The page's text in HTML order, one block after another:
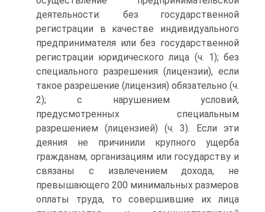
деятельности: без государственной
регистрации в качестве индивидуального
предпринимателя или без государственной
регистрации юридического лица (ч. 1); без
специального разрешения (лицензии), если
такое разрешение (лицензия) обязательно (ч.
2); с нарушением условий,
предусмотренных специальным
разрешением (лицензией) (ч. 3). Если эти
деяния не причинили крупного ущерба
гражданам, организациям или государству и
связаны с извлечением дохода, не
превышающего 200 минимальных размеров
оплаты труда, то совершившие их лица